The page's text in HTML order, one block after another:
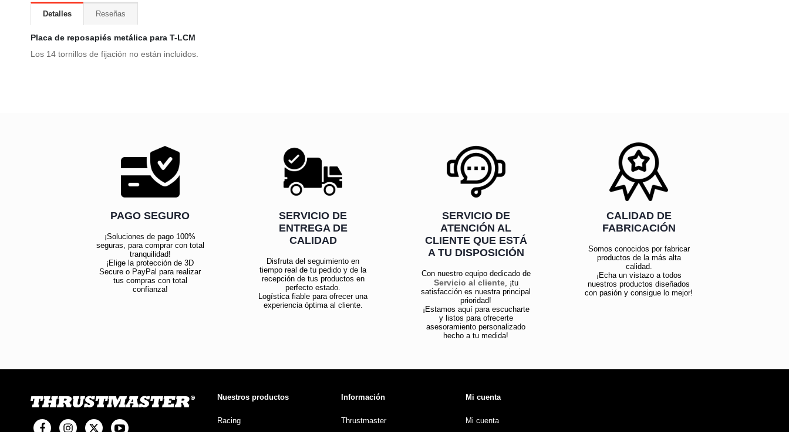
Detalles
Placa de reposapiés metálica para T-LCM
Los 14 tornillos de fijación no están incluidos.
Reseñas
PAGO SEGURO
¡Soluciones de pago 100%
seguras, para comprar con total
tranquilidad!
¡Elige la protección de 3D
Secure o PayPal para realizar
tus compras con total
confianza!
SERVICIO DE
ENTREGA DE
CALIDAD
Disfruta del seguimiento en
tiempo real de tu pedido y de la
recepción de tus productos en
perfecto estado.
Logística fiable para ofrecer una
experiencia óptima al cliente.
SERVICIO DE
ATENCIÓN AL
CLIENTE QUE ESTÁ
A TU DISPOSICIÓN
Con nuestro equipo dedicado de
Servicio al cliente, ¡tu
satisfacción es nuestra principal
prioridad!
¡Estamos aquí para escucharte
y listos para ofrecerte
asesoramiento personalizado
hecho a tu medida!
CALIDAD DE
FABRICACIÓN
Somos conocidos por fabricar
productos de la más alta
calidad.
¡Echa un vistazo a todos
nuestros productos diseñados
con pasión y consigue lo mejor!
Nuestros productos
Racing
Información
Thrustmaster
Mi cuenta
Mi cuenta